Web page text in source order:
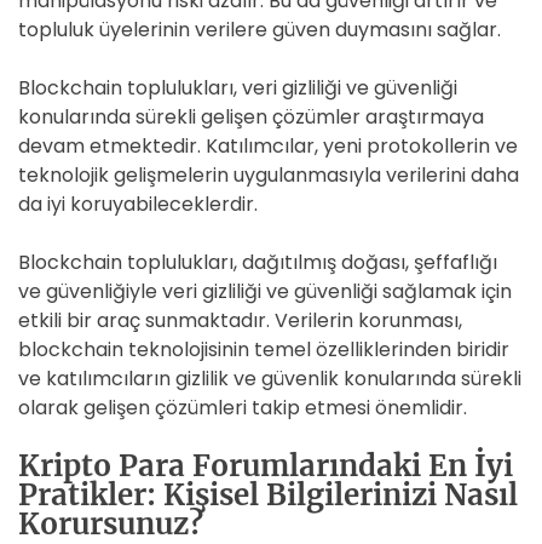
topluluk üyelerinin verilere güven duymasını sağlar.
Blockchain toplulukları, veri gizliliği ve güvenliği
konularında sürekli gelişen çözümler araştırmaya
devam etmektedir. Katılımcılar, yeni protokollerin ve
teknolojik gelişmelerin uygulanmasıyla verilerini daha
da iyi koruyabileceklerdir.
Blockchain toplulukları, dağıtılmış doğası, şeffaflığı
ve güvenliğiyle veri gizliliği ve güvenliği sağlamak için
etkili bir araç sunmaktadır. Verilerin korunması,
blockchain teknolojisinin temel özelliklerinden biridir
ve katılımcıların gizlilik ve güvenlik konularında sürekli
olarak gelişen çözümleri takip etmesi önemlidir.
Kripto Para Forumlarındaki En İyi
Pratikler: Kişisel Bilgilerinizi Nasıl
Korursunuz?